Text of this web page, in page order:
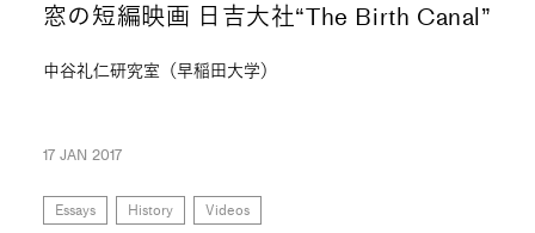
窓の短編映画 日吉大社“The Birth Canal”
中谷礼仁研究室（早稲田大学）
17 JAN 2017
Essays History Videos